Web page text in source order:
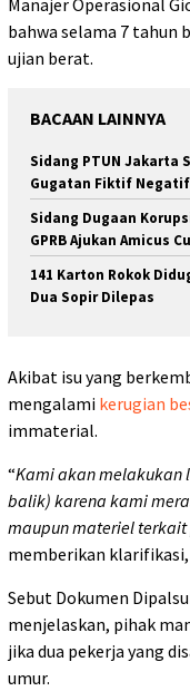
Manajer Operasional
bahwa selama 7 tahun
ujian berat.
BACAAN LAINNYA
Sidang PTUN Jakarta
Gugatan Fiktif Negatif
Sidang Dugaan
GPRB Ajukan Amicus
141 Karton Rokok
Dua Sopir Dilepas
Akibat isu yang
mengalami kerugian
immaterial.
“Kami akan
balik) karena kami
maupun materiel
memberikan
Sebut Dokumen
menjelaskan, pihak
jika dua pekerja yang
umur.